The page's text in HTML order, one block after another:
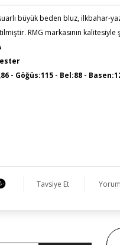
büyük beden bluz, ilkbahar-
RMG markasının kalitesiyle
- Göğüs:115 - Bel:88 -
Tavsiye Et